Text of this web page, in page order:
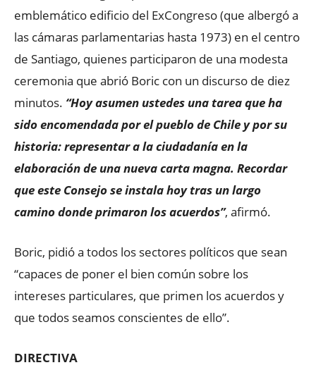
emblemático edificio del ExCongreso (que albergó a
las cámaras parlamentarias hasta 1973) en el centro
de Santiago, quienes participaron de una modesta
ceremonia que abrió Boric con un discurso de diez
minutos. “Hoy asumen ustedes una tarea que ha
sido encomendada por el pueblo de Chile y por su
historia: representar a la ciudadanía en la
elaboración de una nueva carta magna. Recordar
que este Consejo se instala hoy tras un largo
camino donde primaron los acuerdos”, afirmó.
Boric, pidió a todos los sectores políticos que sean
“capaces de poner el bien común sobre los
intereses particulares, que primen los acuerdos y
que todos seamos conscientes de ello”.
DIRECTIVA